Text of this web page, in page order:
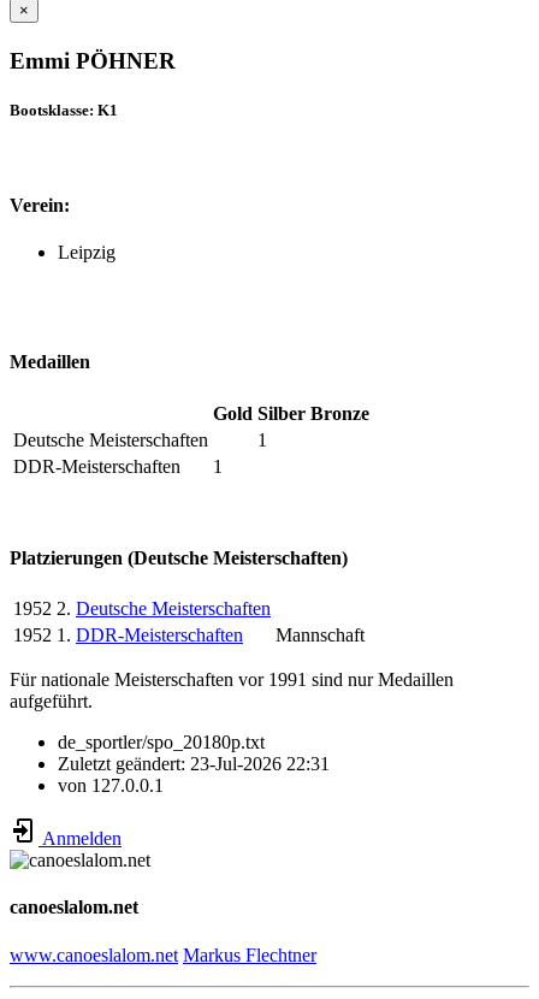
×
Emmi PÖHNER
Bootsklasse: K1
Verein:
Leipzig
Medaillen
Gold Silber Bronze
Deutsche Meisterschaften
1
DDR-Meisterschaften
1
Platzierungen (Deutsche Meisterschaften)
1952 2. Deutsche Meisterschaften
1952 1. DDR-Meisterschaften Mannschaft
Für nationale Meisterschaften vor 1991 sind nur Medaillen
aufgeführt.
de_sportler/spo_20180p.txt
Zuletzt geändert: 23-Jul-2026 22:31
von 127.0.0.1
Anmelden
canoeslalom.net
www.canoeslalom.net Markus Flechtner